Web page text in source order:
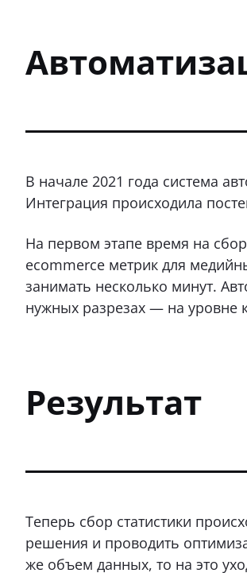
В начале 2021 года система
Интеграция происходила
На первом этапе время на
ecommerce метрик для
занимать несколько минут.
нужных разрезах — на уровне
Результат
Теперь сбор статистики
решения и проводить
же объем данных, то на это